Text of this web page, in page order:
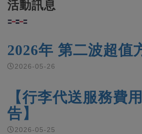
活動訊息
2026年 第二波超值
2026-05-26
【行李代送服務費
告】
2026-05-25